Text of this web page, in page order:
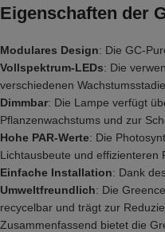
Eigenschaften der
Modulares Design: Die GC-
Vollspektrum-LEDs: Die
verschiedenen
Dimmbar: Die Lampe verfügt
Pflanzenwachstums und zur
Hohe PAR-Werte: Die
Lichtausbeute und effizienteren
Einfache Installation: Dank
Umweltfreundlich: Die
recycelbar und trägt zur
Zusammenfassend bietet die